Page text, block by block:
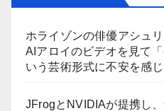
ホライゾンの俳優アシュ
AIアロイのビデオを見て
いう芸術形式に不安を感
JFrogとNVIDIAが提携し